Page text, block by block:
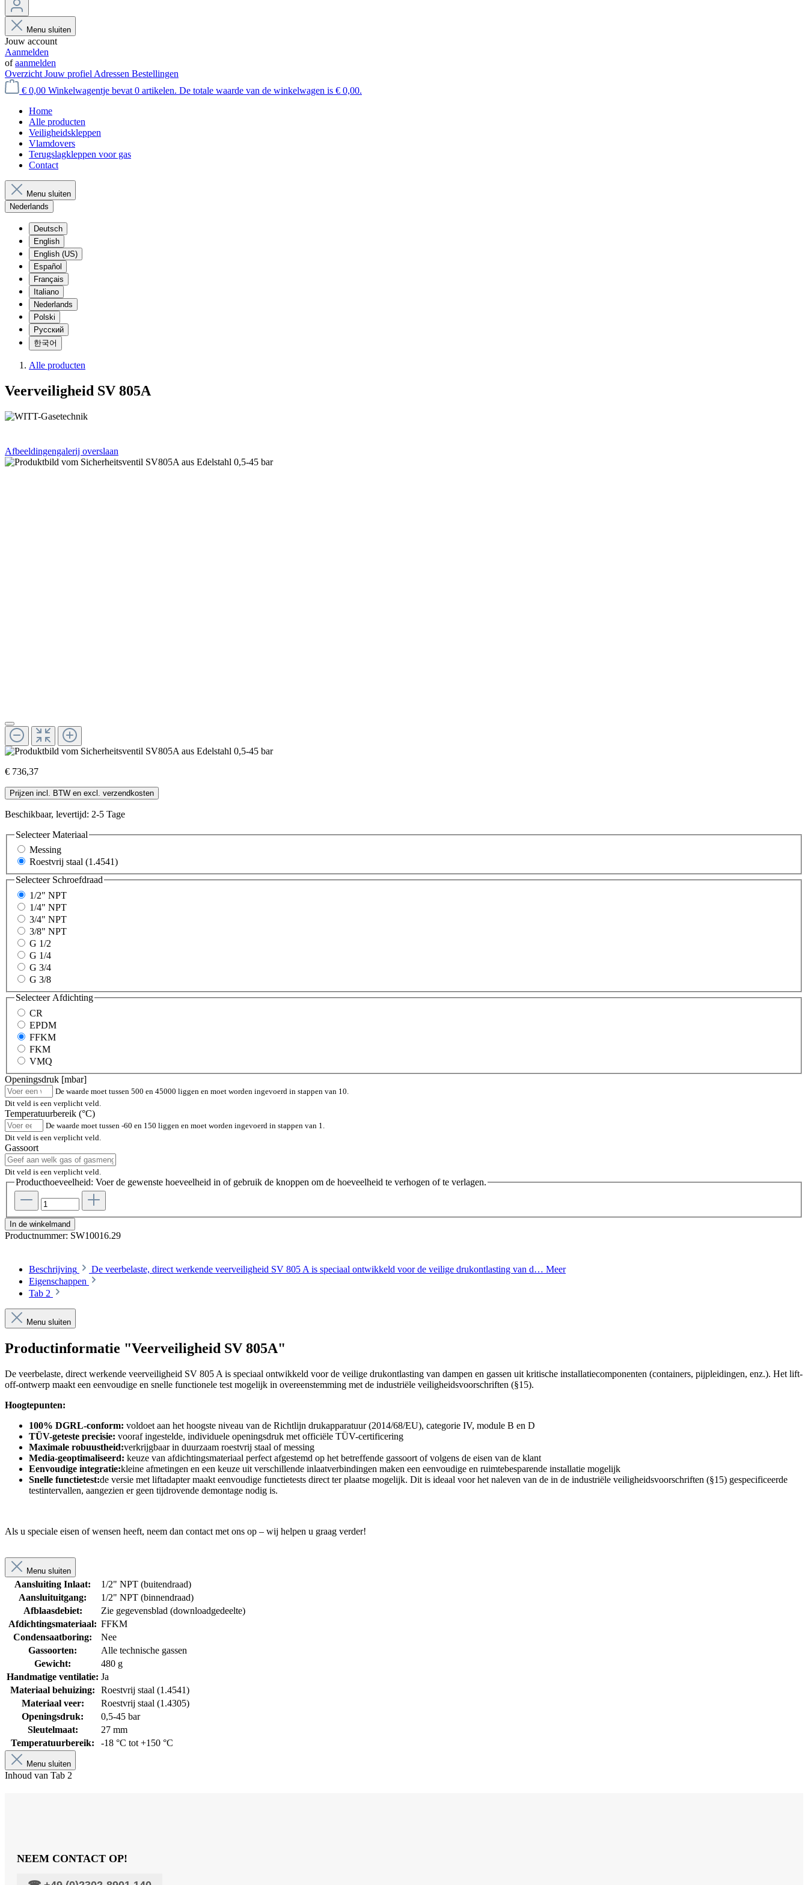
Menu sluiten
Jouw account
Aanmelden
ofaanmelden
Overzicht Jouw profiel Adressen Bestellingen
€ 0,00 Winkelwagentje bevat 0 artikelen. De totale waarde van de winkelwagen is € 0,00.
Home
Alle producten
Veiligheidskleppen
Vlamdovers
Terugslagkleppen voor gas
Contact
Menu sluiten
Nederlands
Deutsch
English
English (US)
Español
Français
Italiano
Nederlands
Polski
Русский
한국어
Alle producten
Veerveiligheid SV 805A
Afbeeldingengalerij overslaan
€ 736,37
Prijzen incl. BTW en excl. verzendkosten
Beschikbaar, levertijd: 2-5 Tage
SelecteerMateriaal
Messing
Roestvrij staal (1.4541)
Selecteer Schroefdraad
1/2" NPT
1/4" NPT
3/4" NPT
3/8" NPT
G 1/2
G 1/4
G 3/4
G 3/8
Selecteer Afdichting
CR
EPDM
FFKM
FKM
VMQ
Openingsdruk [mbar]
De waarde moet tussen 500 en 45000 liggen en moet worden ingevoerd in stappen van 10.
Dit veld is een verplicht veld.
Temperatuurbereik (°C)
De waarde moet tussen -60 en 150 liggen en moet worden ingevoerd in stappen van 1.
Dit veld is een verplicht veld.
Gassoort
Dit veld is een verplicht veld.
Producthoeveelheid: Voer de gewenste hoeveelheid in of gebruik de knoppen om de hoeveelheid te verhogen of te verlagen.
In de winkelmand
Productnummer: SW10016.29
Beschrijving De veerbelaste, direct werkende veerveiligheid SV 805 A is speciaal ontwikkeld voor de veilige drukontlasting van d… Meer
Eigenschappen
Tab 2
Menu sluiten
Productinformatie "Veerveiligheid SV 805A"
De veerbelaste, direct werkende veerveiligheid SV 805 A is speciaal ontwikkeld voor de veilige drukontlasting van dampen en gassen uit kritische installatiecomponenten (containers, pijpleidingen, enz.). Het lift-
off-ontwerp maakt een eenvoudige en snelle functionele test mogelijk in overeenstemming met de industriële veiligheidsvoorschriften (§15).
Hoogtepunten:
100% DGRL-conform: voldoet aan het hoogste niveau van de Richtlijn drukapparatuur (2014/68/EU), categorie IV, module B en D
TÜV-geteste precisie: vooraf ingestelde, individuele openingsdruk met officiële TÜV-certificering
Maximale robuustheid:verkrijgbaar in duurzaam roestvrij staal of messing
Media-geoptimaliseerd: keuze van afdichtingsmateriaal perfect afgestemd op het betreffende gassoort of volgens de eisen van de klant
Eenvoudige integratie:kleine afmetingen en een keuze uit verschillende inlaatverbindingen maken een eenvoudige en ruimtebesparende installatie mogelijk
Snelle functietest:de versie met liftadapter maakt eenvoudige functietests direct ter plaatse mogelijk. Dit is ideaal voor het naleven van de in de industriële veiligheidsvoorschriften (§15) gespecificeerde
testintervallen, aangezien er geen tijdrovende demontage nodig is.
Als u speciale eisen of wensen heeft, neem dan contact met ons op – wij helpen u graag verder!
Menu sluiten
Aansluiting Inlaat:
1/2" NPT (buitendraad)
Aansluituitgang:
1/2" NPT (binnendraad)
Afblaasdebiet:
Zie gegevensblad (downloadgedeelte)
Afdichtingsmateriaal: FFKM
Condensaatboring:
Nee
Gassoorten:
Alle technische gassen
Gewicht:
480 g
Handmatige ventilatie: Ja
Materiaal behuizing:
Roestvrij staal (1.4541)
Materiaal veer:
Roestvrij staal (1.4305)
Openingsdruk:
0,5-45 bar
Sleutelmaat:
27 mm
Temperatuurbereik:
-18 °C tot +150 °C
Menu sluiten
Inhoud van Tab 2
NEEM CONTACT OP!